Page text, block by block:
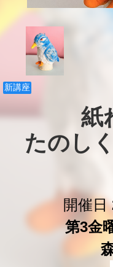
新講座
紙
たのし
開催日
第3金